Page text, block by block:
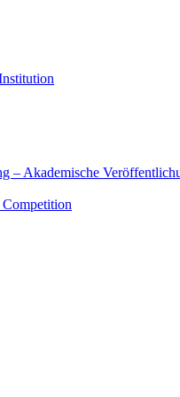
– Akademische